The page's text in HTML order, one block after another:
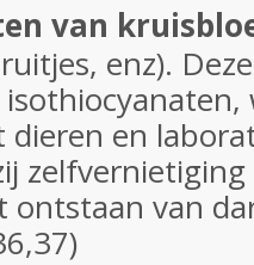
van
enz).
dieren en
ontstaan van